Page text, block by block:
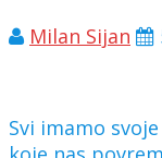
Milan Sijan
Svi imamo